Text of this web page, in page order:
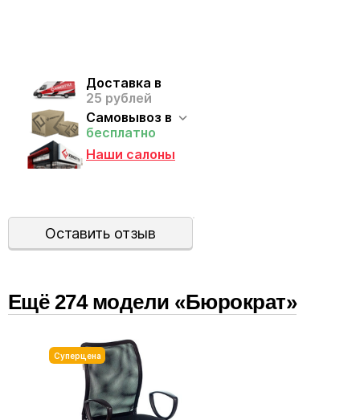
Доставка в
25 рублей
Самовывоз в
бесплатно
Наши салоны
Оставить отзыв
Ещё 274 модели «Бюрократ»
Суперцена